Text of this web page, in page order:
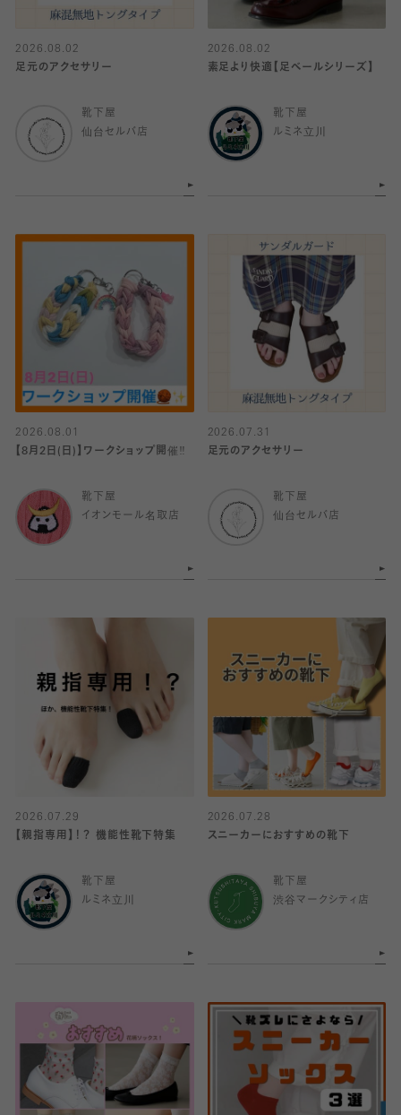
2026.08.02
足元のアクセサリー
靴下屋
仙台セルバ店
2026.08.02
素足より快適【足ベールシリーズ】
靴下屋
ルミネ立川
2026.08.01
【8月2日(日)】ワークショップ開催‼️
靴下屋
イオンモール名取店
2026.07.31
足元のアクセサリー
靴下屋
仙台セルバ店
2026.07.29
【親指専用】！？ 機能性靴下特集
靴下屋
ルミネ立川
2026.07.28
スニーカーにおすすめの靴下
靴下屋
渋谷マークシティ店